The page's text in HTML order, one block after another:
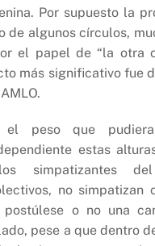
Por supuesto la
de algunos círculos,
el papel de “la otra
más significativo fue
el peso que
estas
simpatizantes del
no simpatizan
o no una
pese a que dentro